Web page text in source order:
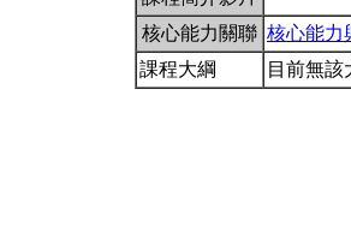
核心能力關聯 核心能力
課程大綱
目前無該